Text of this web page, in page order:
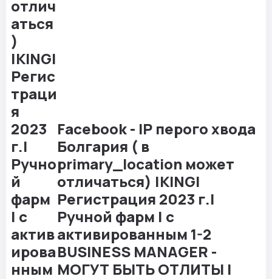
Facebook - IP перого хвода
Болгария ( в
primary_location может
отличаться) |KING|
Регистрация 2023 г.|
Ручной фарм | с
активированным 1-2
BUSINESS MANAGER -
МОГУТ БЫТЬ ОТЛИТЫ |